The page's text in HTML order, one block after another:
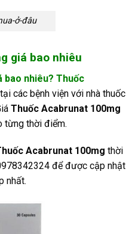
ở-đâu
giá bao nhiêu
bao nhiêu? Thuốc
các bệnh viện với nhà thuốc
Thuốc Acabrunat 100mg
từng thời điểm.
Acabrunat 100mg thời
để được cập nhật
nhất.